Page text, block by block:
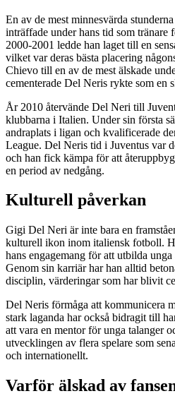
En av de mest minnesvärda
inträffade under hans tid som tränare
2000-2001 ledde han laget till en
vilket var deras bästa placering
Chievo till en av de mest älskade
cementerade Del Neris rykte som en
År 2010 återvände Del Neri till
klubbarna i Italien. Under sin första
andraplats i ligan och kvalificerade
League. Del Neris tid i Juventus var
och han fick kämpa för att
en period av nedgång.
Kulturell påverkan
Gigi Del Neri är inte bara en
kulturell ikon inom italiensk fotboll.
hans engagemang för att utbilda
Genom sin karriär har han alltid
disciplin, värderingar som har blivit
Del Neris förmåga att kommunicera
stark laganda har också bidragit till
att vara en mentor för unga talanger
utvecklingen av flera spelare som
och internationellt.
Varför älskad av